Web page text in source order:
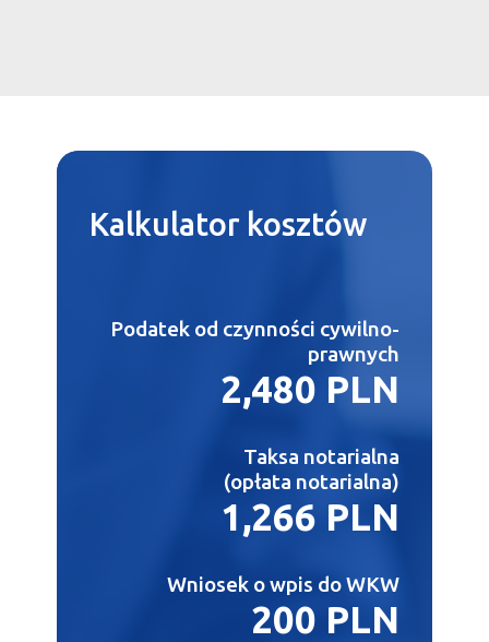
Kalkulatorkosztów
Podatek od czynności cywilno-
prawnych
2,480 PLN
Taksa notarialna
(opłata notarialna)
1,266 PLN
Wniosek o wpis do WKW
200 PLN